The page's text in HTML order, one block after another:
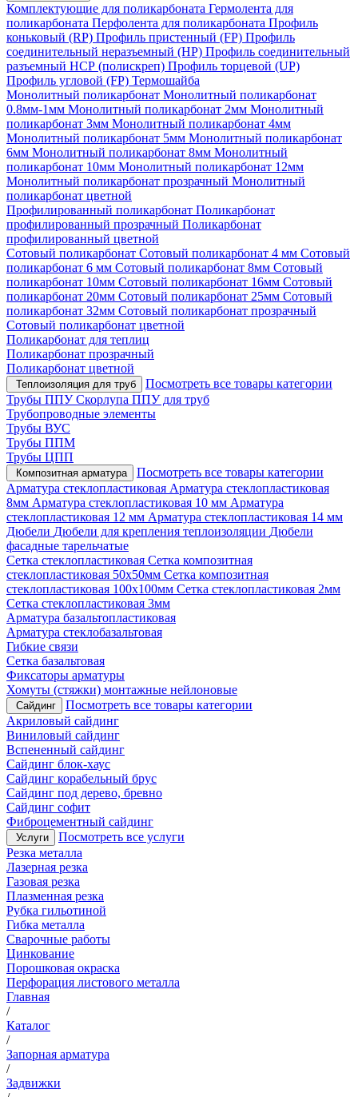
Комплектующие для поликарбоната Гермолента для
поликарбоната Перфолента для поликарбоната Профиль
коньковый (RP) Профиль пристенный (FP) Профиль
соединительный неразъемный (НР) Профиль соединительный
разъемный НСР (полискреп) Профиль торцевой (UP)
Профиль угловой (FP) Термошайба
Монолитный поликарбонат Монолитный поликарбонат
0.8мм-1мм Монолитный поликарбонат 2мм Монолитный
поликарбонат 3мм Монолитный поликарбонат 4мм
Монолитный поликарбонат 5мм Монолитный поликарбонат
6мм Монолитный поликарбонат 8мм Монолитный
поликарбонат 10мм Монолитный поликарбонат 12мм
Монолитный поликарбонат прозрачный Монолитный
поликарбонат цветной
Профилированный поликарбонат Поликарбонат
профилированный прозрачный Поликарбонат
профилированный цветной
Сотовый поликарбонат Сотовый поликарбонат 4 мм Сотовый
поликарбонат 6 мм Сотовый поликарбонат 8мм Сотовый
поликарбонат 10мм Сотовый поликарбонат 16мм Сотовый
поликарбонат 20мм Сотовый поликарбонат 25мм Сотовый
поликарбонат 32мм Сотовый поликарбонат прозрачный
Сотовый поликарбонат цветной
Поликарбонат для теплиц
Поликарбонат прозрачный
Поликарбонат цветной
Теплоизоляция для труб
Посмотреть все товары категории
Трубы ППУСкорлупа ППУ для труб
Трубопроводные элементы
Трубы ВУС
Трубы ППМ
Трубы ЦПП
Композитная арматура
Посмотреть все товары категории
Арматура стеклопластиковая Арматура стеклопластиковая
8мм Арматура стеклопластиковая 10 мм Арматура
стеклопластиковая 12 мм Арматура стеклопластиковая 14 мм
Дюбели Дюбели для крепления теплоизоляции Дюбели
фасадные тарельчатые
Сетка стеклопластиковая Сетка композитная
стеклопластиковая 50х50мм Сетка композитная
стеклопластиковая 100х100мм Сетка стеклопластиковая 2мм
Сетка стеклопластиковая 3мм
Арматура базальтопластиковая
Арматура стеклобазальтовая
Гибкие связи
Сетка базальтовая
Фиксаторы арматуры
Хомуты (стяжки) монтажные нейлоновые
Сайдинг
Посмотреть все товары категории
Акриловый сайдинг
Виниловый сайдинг
Вспененный сайдинг
Сайдинг блок-хаус
Сайдинг корабельный брус
Сайдинг под дерево, бревно
Сайдинг софит
Фиброцементный сайдинг
Услуги
Посмотреть все услуги
Резка металла
Лазерная резка
Газовая резка
Плазменная резка
Рубка гильотиной
Гибка металла
Сварочные работы
Цинкование
Порошковая окраска
Перфорация листового металла
Главная
/
Каталог
/
Запорная арматура
/
Задвижки